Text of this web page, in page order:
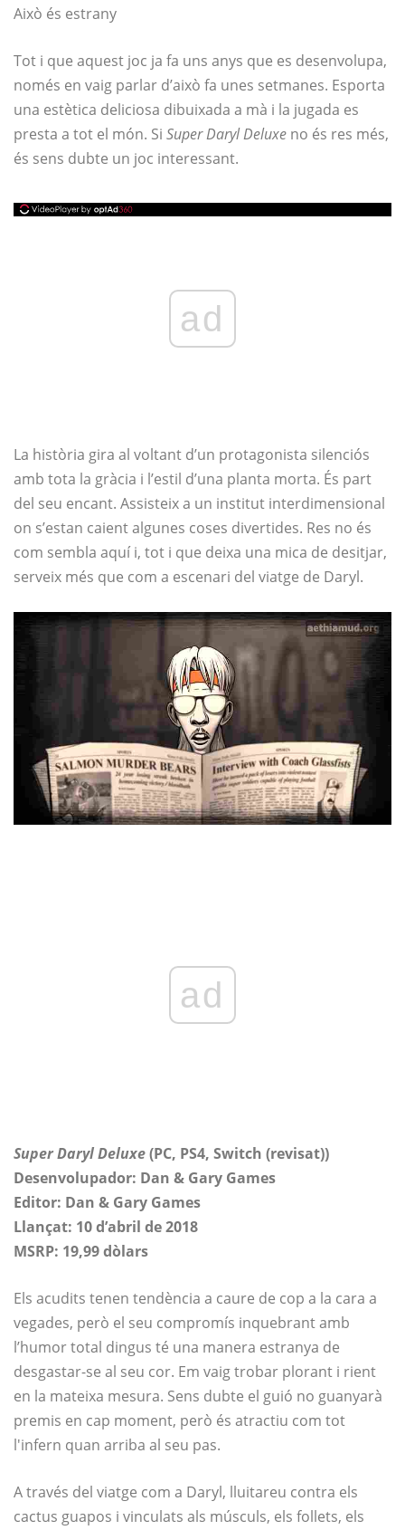
Això és estrany
Tot i que aquest joc ja fa uns anys que es desenvolupa,
només en vaig parlar d’això fa unes setmanes. Esporta
una estètica deliciosa dibuixada a mà i la jugada es
presta a tot el món. Si Super Daryl Deluxe no és res més,
és sens dubte un joc interessant.
ad
La història gira al voltant d’un protagonista silenciós
amb tota la gràcia i l’estil d’una planta morta. És part
del seu encant. Assisteix a un institut interdimensional
on s’estan caient algunes coses divertides. Res no és
com sembla aquí i, tot i que deixa una mica de desitjar,
serveix més que com a escenari del viatge de Daryl.
ad
Super Daryl Deluxe(PC, PS4, Switch (revisat))
Desenvolupador: Dan & Gary Games
Editor: Dan & Gary Games
Llançat: 10 d’abril de 2018
MSRP: 19,99 dòlars
Els acudits tenen tendència a caure de cop a la cara a
vegades, però el seu compromís inquebrant amb
l’humor total dingus té una manera estranya de
desgastar-se al seu cor. Em vaig trobar plorant i rient
en la mateixa mesura. Sens dubte el guió no guanyarà
premis en cap moment, però és atractiu com tot
l'infern quan arriba al seu pas.
A través del viatge com a Daryl, lluitareu contra els
cactus guapos i vinculats als músculs, els follets, els